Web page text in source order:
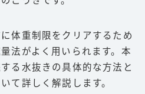
体重制限をクリアするため
法がよく用いられます。本
る水抜きの具体的な方法と
て詳しく解説します。